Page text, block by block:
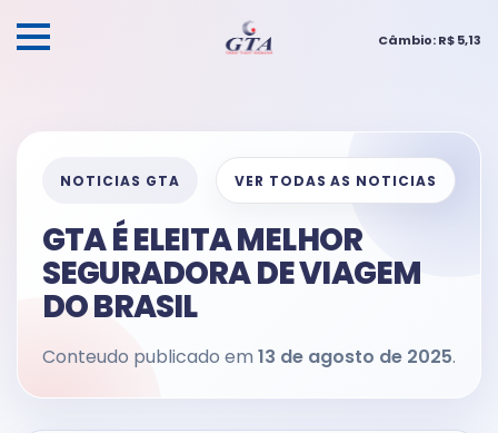
NOTICIAS GTA VER TODAS AS NOTICIAS
GTA É ELEITA MELHOR
SEGURADORA DE VIAGEM
DO BRASIL
Conteudo publicado em 13 de agosto de 2025.
Câmbio: R$ 5,13